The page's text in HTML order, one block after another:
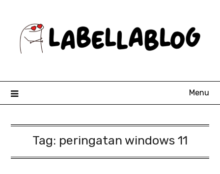
content
Menu
Tag: peringatan windows 11